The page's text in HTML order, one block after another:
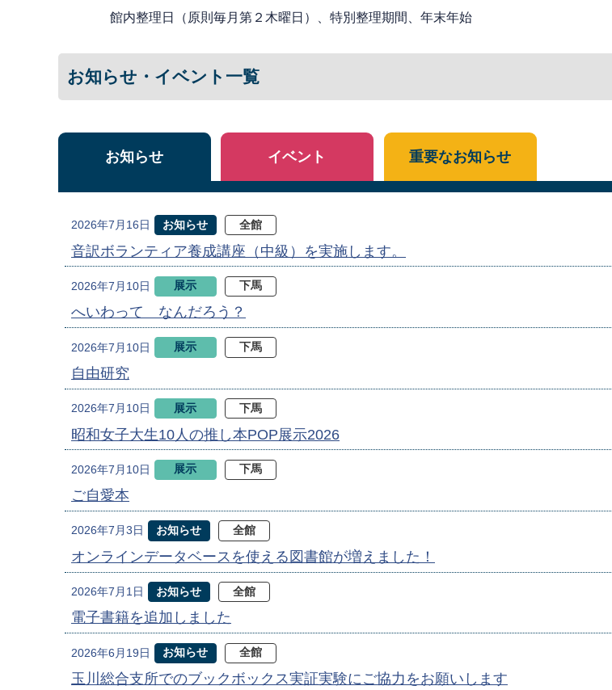
館内整理日（原則毎月第２木曜日）、特別整理期間、年末年始
お知らせ・イベント一覧
お知らせ
2026年7月16日 お知らせ 全館
音訳ボランティア養成講座（中級）を実施します。
2026年7月10日 展示 下馬
へいわって なんだろう？
2026年7月10日 展示 下馬
自由研究
2026年7月10日 展示 下馬
昭和女子大生10人の推し本POP展示2026
2026年7月10日 展示 下馬
ご自愛本
2026年7月3日 お知らせ 全館
オンラインデータベースを使える図書館が増えました！
2026年7月1日 お知らせ 全館
電子書籍を追加しました
2026年6月19日 お知らせ 全館
玉川総合支所でのブックボックス実証実験にご協力をお願いします
イベント 重要なお知らせ